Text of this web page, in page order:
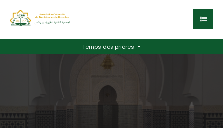
Temps des prières